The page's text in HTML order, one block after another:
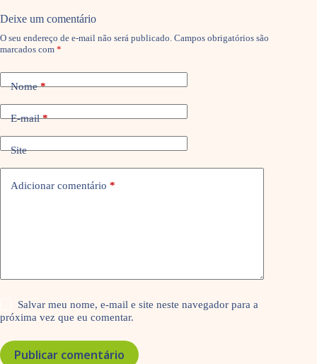
Deixe um comentário
O seu endereço de e-mail não será publicado. Campos obrigatórios são
marcados com *
Nome*
E-mail*
Site
Adicionar comentário *
Salvar meu nome, e-mail e site neste navegador para a
próxima vez que eu comentar.
Publicar comentário